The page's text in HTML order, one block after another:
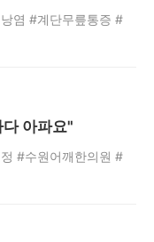
염 #계단무릎통증 #
아파요"
#수원어깨한의원 #